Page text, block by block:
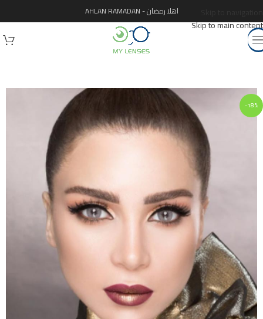
Skip to main content
اهلا رمضان - AHLAN RAMADAN
-18%